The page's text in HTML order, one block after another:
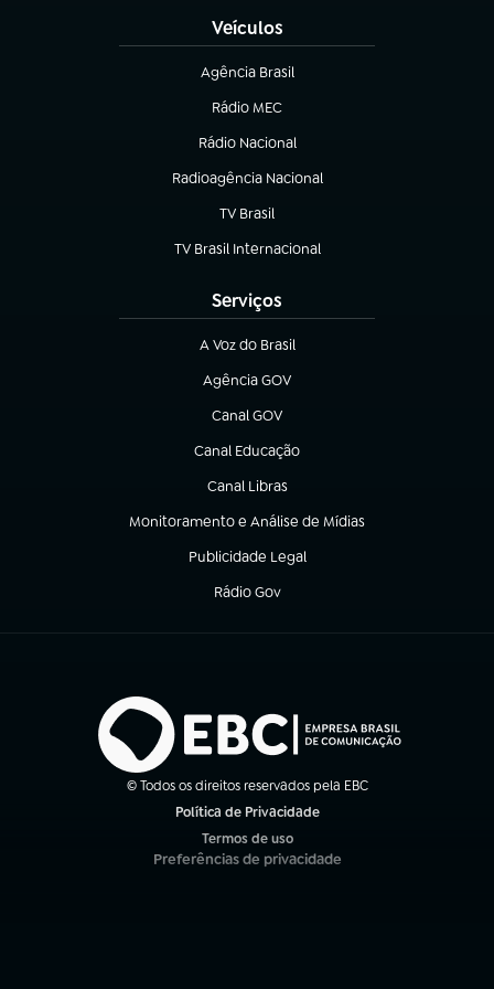
Veículos
Agência Brasil
(abre em nova aba)
Rádio MEC
(abre em nova aba)
Rádio Nacional
Radioagência Nacional
(abre em nova aba)
TV Brasil
(abre em nova aba)
TV Brasil Internacional
(abre em nova aba)
Serviços
A Voz do Brasil
(abre em nova aba)
Agência GOV
(abre em nova aba)
Canal GOV
(abre em nova aba)
Canal Educação
(abre em nova aba)
Canal Libras
(abre em nova aba)
Monitoramento e Análise de Mídias
(abre em nova aba)
Publicidade Legal
(abre em nova aba)
Rádio Gov
(abre em nova aba)
© Todos os direitos reservados pela EBC
Política de Privacidade
Termos de uso
(abre em nova aba)
Preferências de privacidade